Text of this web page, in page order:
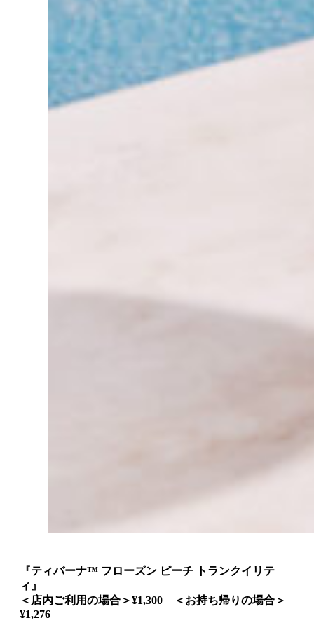
『ティバーナ™ フローズン ピーチ トランクイリテ
ィ』
＜店内ご利用の場合＞¥1,300 ＜お持ち帰りの場合＞
¥1,276